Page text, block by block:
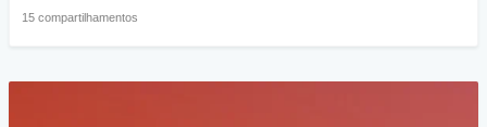
15 compartilhamentos